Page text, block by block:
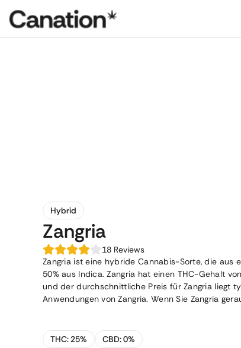
Hybrid
Zangria
18 Reviews
Zangria ist eine hybride Cannabis-Sorte, die aus
50% aus Indica. Zangria hat einen THC-Gehalt
und der durchschnittliche Preis für Zangria liegt
Anwendungen von Zangria. Wenn Sie Zangria
THC:25% CBD:0%